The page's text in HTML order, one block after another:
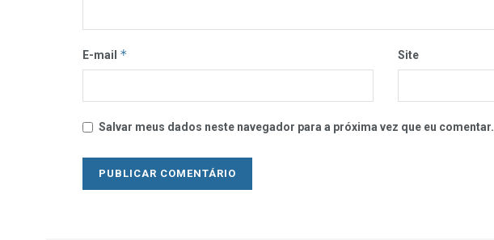
E-mail * Site
Salvar meus dados neste navegador para a próxima vez que eu comentar.